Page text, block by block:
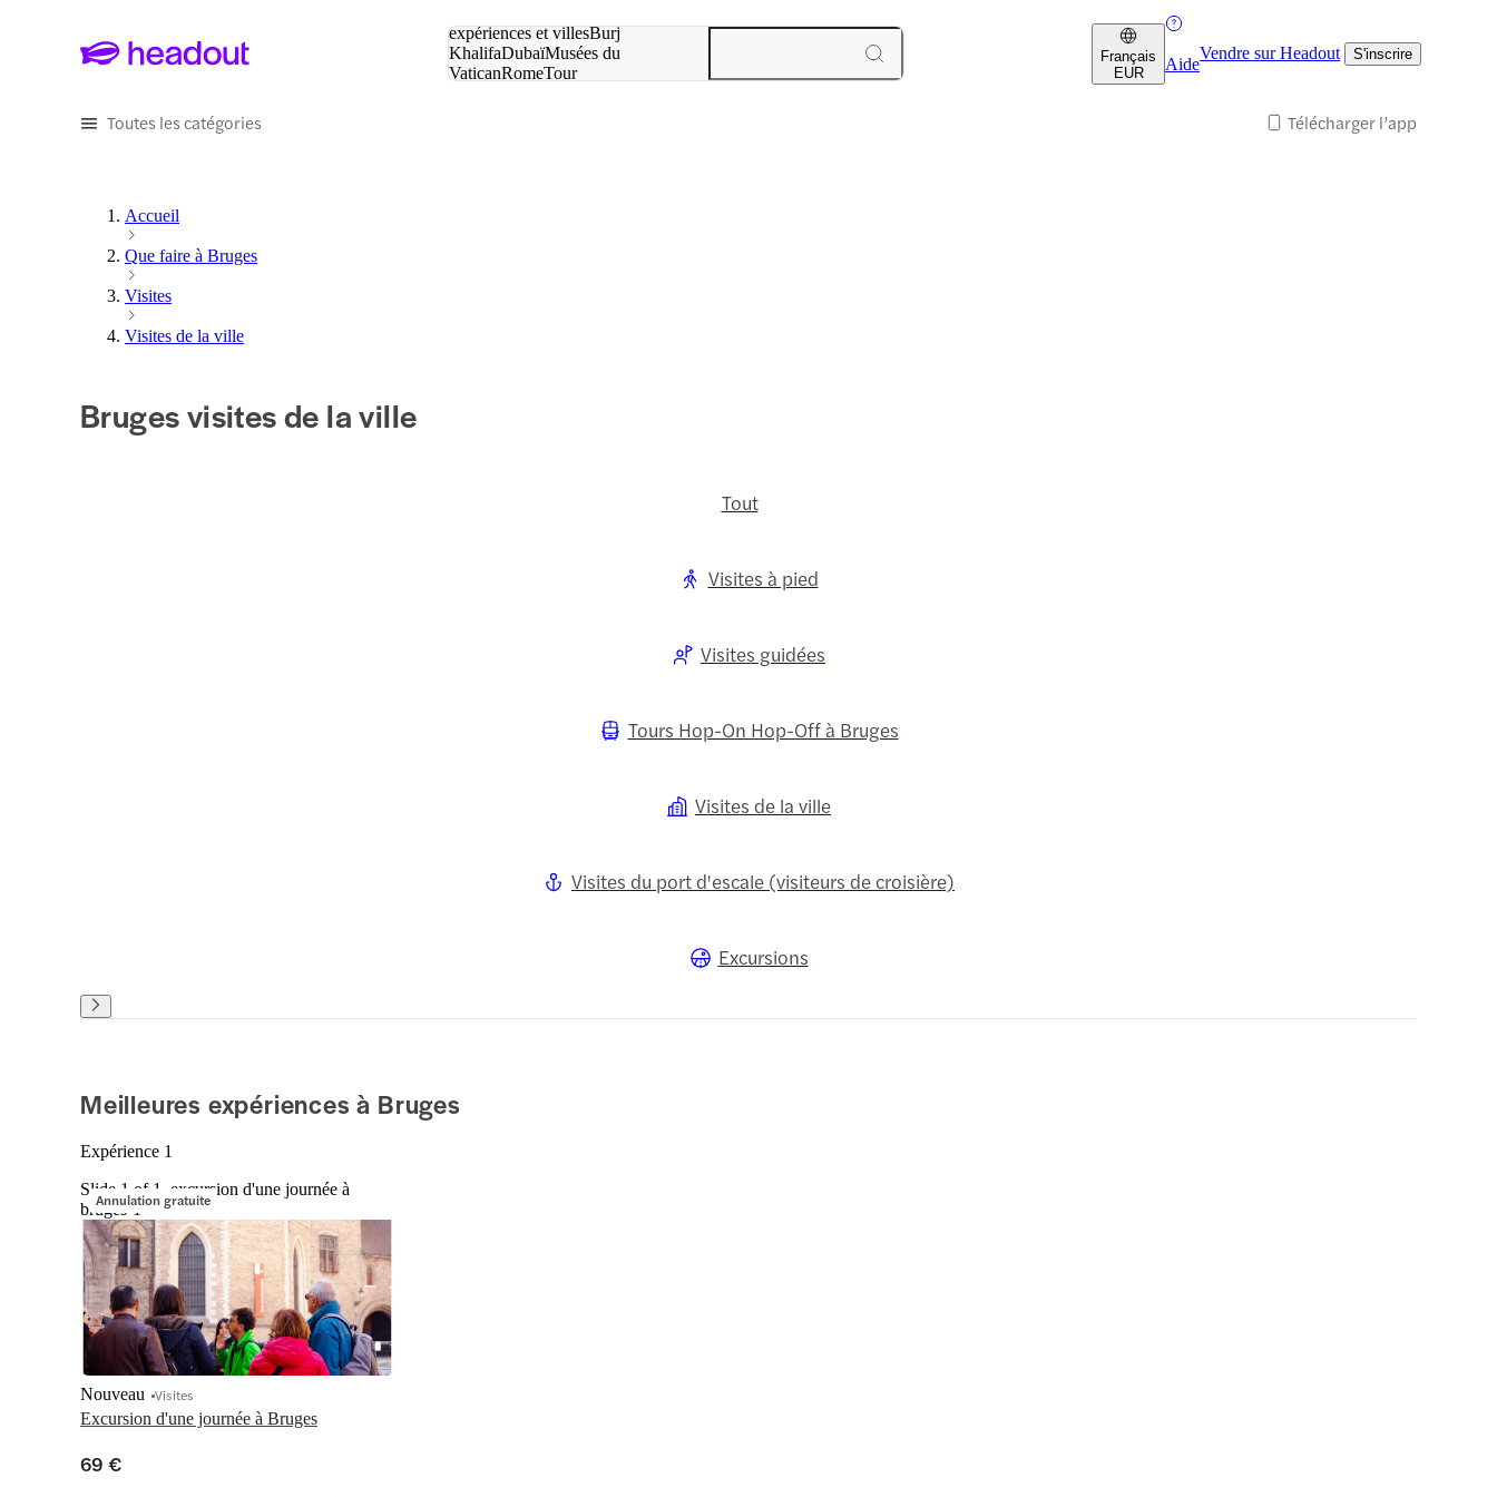
expériences et villesBurj
KhalifaDubaïMusées du
VaticanRomeTour
Français
EUR
Aide
Vendre sur Headout S'inscrire
Toutes les catégories Télécharger l’app
Accueil
Que faire à Bruges
Visites
Visites de la ville
Bruges visites de la ville
Tout
Visites à pied
Visites guidées
Tours Hop-On Hop-Off à Bruges
Visites de la ville
Visites du port d'escale (visiteurs de croisière)
Excursions
Meilleures expériences à Bruges
Expérience 1
Annulation gratuite
Slide 1 of 1, excursion d'une journée à
bruges-1
Excursion d'une journée à Bruges
Nouveau Visites
69 €